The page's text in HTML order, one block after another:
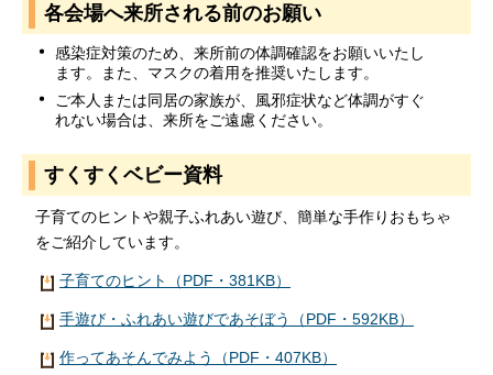
各会場へ来所される前のお願い
感染症対策のため、来所前の体調確認をお願いいたし
ます。また、マスクの着用を推奨いたします。
ご本人または同居の家族が、風邪症状など体調がすぐ
れない場合は、来所をご遠慮ください。
すくすくベビー資料
子育てのヒントや親子ふれあい遊び、簡単な手作りおもちゃ
をご紹介しています。
子育てのヒント（PDF・381KB）
手遊び・ふれあい遊びであそぼう（PDF・592KB）
作ってあそんでみよう（PDF・407KB）